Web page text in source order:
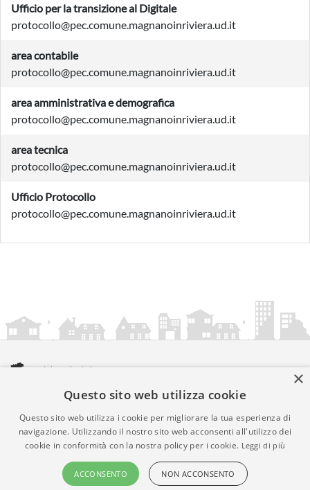
Ufficio per la transizione al Digitale
protocollo@pec.comune.magnanoinriviera.ud.it
area contabile
protocollo@pec.comune.magnanoinriviera.ud.it
area amministrativa e demografica
protocollo@pec.comune.magnanoinriviera.ud.it
area tecnica
protocollo@pec.comune.magnanoinriviera.ud.it
Ufficio Protocollo
protocollo@pec.comune.magnanoinriviera.ud.it
amministrazionicomunali.it è una iniziativa diartemedia.it
© Copyright MMXXIV - P.IVA 05400000724
Informazioni sul servizio |Informativa Privacy| Informativa
Cookies • Time 0.0074
×
Questo sito web utilizza cookie
Questo sito web utilizza i cookie per migliorare la tua esperienza di
navigazione. Utilizzando il nostro sito web acconsenti all'utilizzo dei
cookie in conformità con la nostra policy per i cookie. Leggi di più
ACCONSENTO NON ACCONSENTO